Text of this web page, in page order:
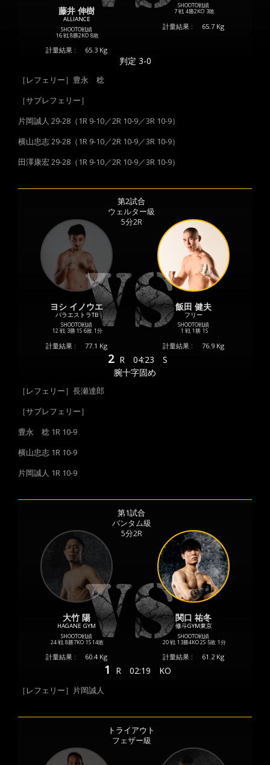
藤井 伸樹
ALLIANCE
SHOOTO戦績
16 戦 8勝2KO 8敗
計量結果 : 65.3 Kg
SHOOTO戦績
7 戦 4勝2KO 3敗
計量結果 : 65.7 Kg
判定 3-0
［レフェリー］豊永 稔
［サブレフェリー］
片岡誠人 29-28（1R 9-10／2R 10-9／3R 10-9）
横山忠志 29-28（1R 9-10／2R 10-9／3R 10-9）
田澤康宏 29-28（1R 9-10／2R 10-9／3R 10-9）
第2試合
ウェルター級
5分2R
ヨシ イノウエ
パラエストラTB
SHOOTO戦績
12 戦 3勝 1S 6敗 1分
計量結果 : 77.1 Kg
飯田 健夫
フリー
SHOOTO戦績
1 戦 1勝 1S
計量結果 : 76.9 Kg
2 R 04:23
S
腕十字固め
［レフェリー］長瀬達郎
［サブレフェリー］
豊永 稔 1R 10-9
横山忠志 1R 10-9
片岡誠人 1R 10-9
第1試合
バンタム級
5分2R
大竹 陽
HAGANE GYM
SHOOTO戦績
24 戦 8勝7KO 1S 14敗
計量結果 : 60.4 Kg
関口 祐冬
修斗GYM東京
SHOOTO戦績
20 戦 13勝4KO 2S 5敗 1分
計量結果 : 61.2 Kg
1 R 02:19 KO
［レフェリー］片岡誠人
トライアウト
フェザー級